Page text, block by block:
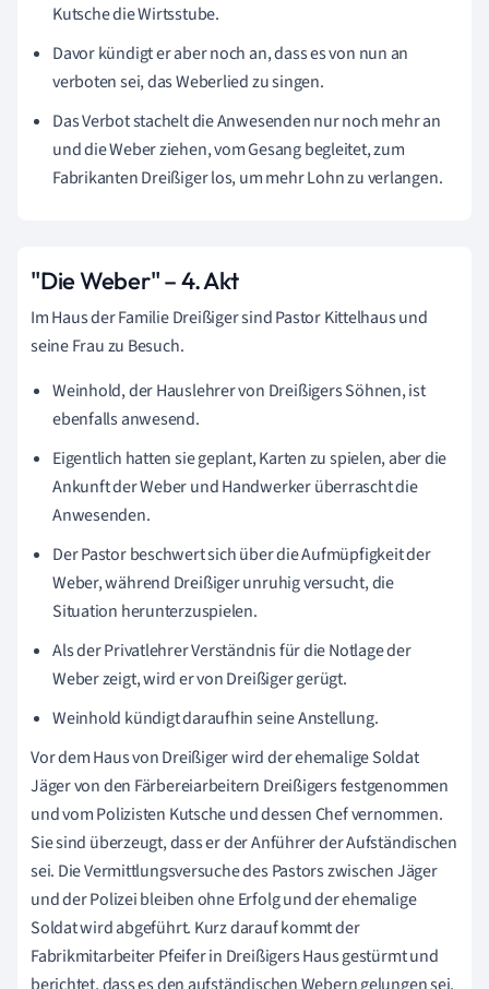
Kutsche die Wirtsstube.
Davor kündigt er aber noch an, dass es von nun an
verboten sei, das Weberlied zu singen.
Das Verbot stachelt die Anwesenden nur noch mehr an
und die Weber ziehen, vom Gesang begleitet, zum
Fabrikanten Dreißiger los, um mehr Lohn zu verlangen.
"Die Weber" – 4. Akt
Im Haus der Familie Dreißiger sind Pastor Kittelhaus und
seine Frau zu Besuch.
Weinhold, der Hauslehrer von Dreißigers Söhnen, ist
ebenfalls anwesend.
Eigentlich hatten sie geplant, Karten zu spielen, aber die
Ankunft der Weber und Handwerker überrascht die
Anwesenden.
Der Pastor beschwert sich über die Aufmüpfigkeit der
Weber, während Dreißiger unruhig versucht, die
Situation herunterzuspielen.
Als der Privatlehrer Verständnis für die Notlage der
Weber zeigt, wird er von Dreißiger gerügt.
Weinhold kündigt daraufhin seine Anstellung.
Vor dem Haus von Dreißiger wird der ehemalige Soldat
Jäger von den Färbereiarbeitern Dreißigers festgenommen
und vom Polizisten Kutsche und dessen Chef vernommen.
Sie sind überzeugt, dass er der Anführer der Aufständischen
sei. Die Vermittlungsversuche des Pastors zwischen Jäger
und der Polizei bleiben ohne Erfolg und der ehemalige
Soldat wird abgeführt. Kurz darauf kommt der
Fabrikmitarbeiter Pfeifer in Dreißigers Haus gestürmt und